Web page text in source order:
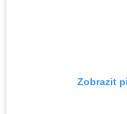
Zobrazit